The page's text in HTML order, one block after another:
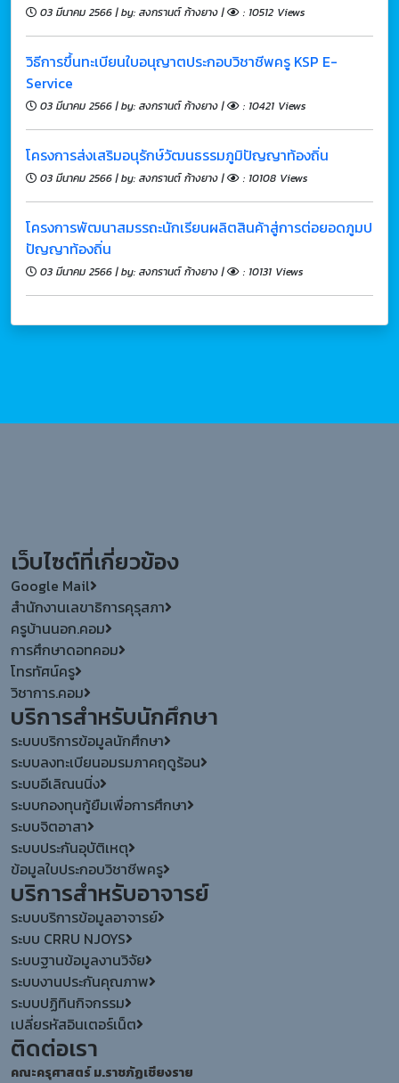
03 มีนาคม 2566 | by: สงกรานต์ ก้างยาง | : 10512 Views
วิธีการขึ้นทะเบียนใบอนุญาตประกอบวิชาชีพครู KSP E-
Service
03 มีนาคม 2566 | by: สงกรานต์ ก้างยาง | : 10421 Views
โครงการส่งเสริมอนุรักษ์วัฒนธรรมภูมิปัญญาท้องถิ่น
03 มีนาคม 2566 | by: สงกรานต์ ก้างยาง | : 10108 Views
โครงการพัฒนาสมรรถะนักเรียนผลิตสินค้าสู่การต่อยอดภูมป
ปัญญาท้องถิ่น
03 มีนาคม 2566 | by: สงกรานต์ ก้างยาง | : 10131 Views
เว็บไซต์ที่เกี่ยวข้อง
Google Mail
สำนักงานเลขาธิการคุรุสภา
ครูบ้านนอก.คอม
การศึกษาดอทคอม
โทรทัศน์ครู
วิชาการ.คอม
บริการสำหรับนักศึกษา
ระบบบริการข้อมูลนักศึกษา
ระบบลงทะเบียนอมรมภาคฤดูร้อน
ระบบอีเลิณนนิ่ง
ระบบกองทุนกู้ยืมเพื่อการศึกษา
ระบบจิตอาสา
ระบบประกันอุบัติเหตุ
ข้อมูลใบประกอบวิชาชีพครู
บริการสำหรับอาจารย์
ระบบบริการข้อมูลอาจารย์
ระบบ CRRU NJOYS
ระบบฐานข้อมูลงานวิจัย
ระบบงานประกันคุณภาพ
ระบบปฏิทินกิจกรรม
เปลี่ยรหัสอินเตอร์เน็ต
ติดต่อเรา
คณะครุศาสตร์ ม.ราชภัฏเชียงราย